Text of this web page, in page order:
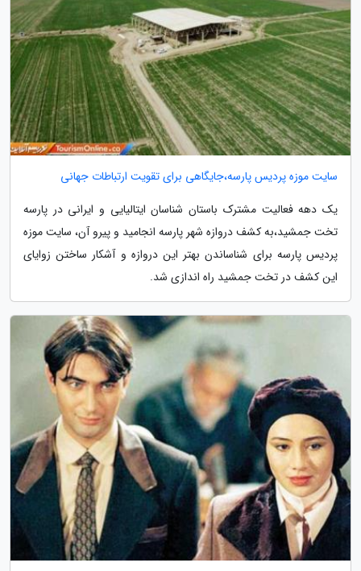
سایت موزه پردیس پارسه،جایگاهی برای تقویت ارتباطات جهانی
یک دهه فعالیت مشترک باستان شناسان ایتالیایی و ایرانی در پارسه
تخت جمشید،به کشف دروازه شهر پارسه انجامید و پیرو آن، سایت موزه
پردیس پارسه برای شناساندن بهتر این دروازه و آشکار ساختن زوایای
این کشف در تخت جمشید راه اندازی شد.